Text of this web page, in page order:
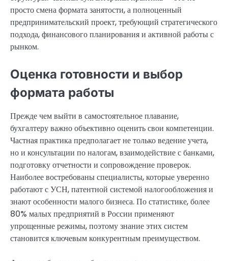
просто смена формата занятости, а полноценный
предпринимательский проект, требующий стратегического
подхода, финансового планирования и активной работы с
рынком.
Оценка готовности и выбор
формата работы
Прежде чем выйти в самостоятельное плавание,
бухгалтеру важно объективно оценить свои компетенции.
Частная практика предполагает не только ведение учета,
но и консультации по налогам, взаимодействие с банками,
подготовку отчетности и сопровождение проверок.
Наиболее востребованы специалисты, которые уверенно
работают с УСН, патентной системой налогообложения и
знают особенности малого бизнеса. По статистике, более
80% малых предприятий в России применяют
упрощенные режимы, поэтому знание этих систем
становится ключевым конкурентным преимуществом.